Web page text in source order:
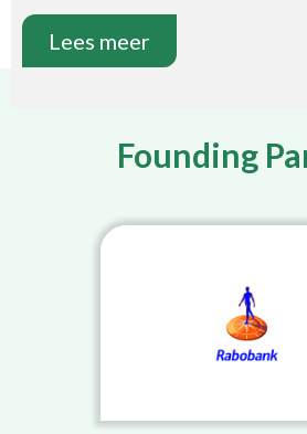
Lees meer
Founding